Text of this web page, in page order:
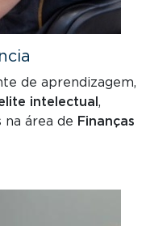
de aprendizagem,
intelectual ,
na área de Finanças